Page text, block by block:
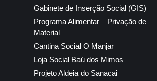
Gabinete de Inserção Social (GIS)
Programa Alimentar – Privação de
Material
Cantina Social O Manjar
Loja Social Baú dos Mimos
Projeto Aldeia do Sanacai